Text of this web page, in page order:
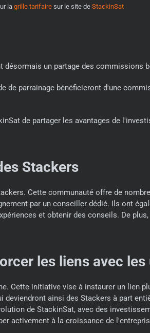
la grille tarifaire sur le site de StackinSat
désormais un partage des commissions
parrainage bénéficieront d'une
de partager les avantages de
Stackers
Cette communauté offre de
par un conseiller dédié. Ils ont
et obtenir des conseils. De
les liens avec
Cette initiative vise à instaurer un lien
ainsi des Stackers à part
de StackinSat, avec des
activement à la croissance de